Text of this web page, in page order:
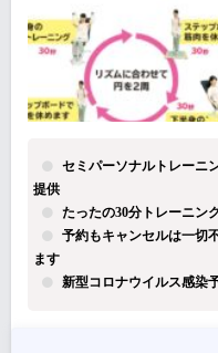
セミパーソナルトレーニ
提供
たったの30分トレーニン
予約もキャンセルは一切
ます
新型コロナウイルス感染